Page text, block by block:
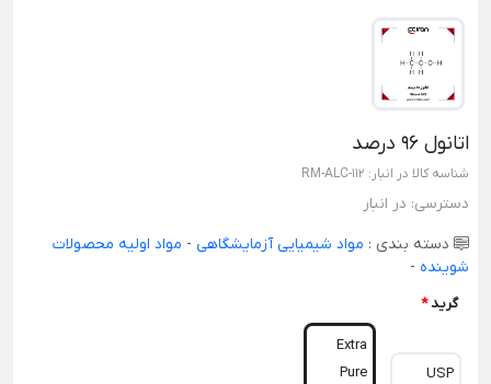
اتانول 96 درصد
شناسه کالا در انبار: RM-ALC-112
دسترسی: در انبار
دسته بندی : مواد شیمیایی آزمایشگاهی - مواد اولیه محصولات
شوینده -
گرید*
USP
Extra
Pure